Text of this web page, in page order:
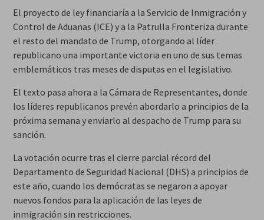
El proyecto de ley financiaría a la Servicio de Inmigración y
Control de Aduanas (ICE) y a la Patrulla Fronteriza durante
el resto del mandato de Trump, otorgando al líder
republicano una importante victoria en uno de sus temas
emblemáticos tras meses de disputas en el legislativo.
El texto pasa ahora a la Cámara de Representantes, donde
los líderes republicanos prevén abordarlo a principios de la
próxima semana y enviarlo al despacho de Trump para su
sanción.
La votación ocurre tras el cierre parcial récord del
Departamento de Seguridad Nacional (DHS) a principios de
este año, cuando los demócratas se negaron a apoyar
nuevos fondos para la aplicación de las leyes de
inmigración sin restricciones.